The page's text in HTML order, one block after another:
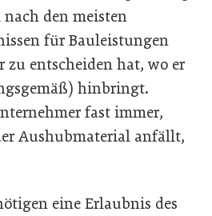
den ­meisten
für Bauleistungen
zu entscheiden hat, wo er
hinbringt.
fast immer,
Aushubmaterial anfällt,
eine Erlaubnis des